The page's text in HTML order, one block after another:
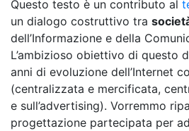
Questo testo è un contributo al
un dialogo costruttivo tra
dell’Informazione e della
L’ambizioso obiettivo di questo
anni di evoluzione dell’Internet
(centralizzata e mercificata,
e sull’advertising). Vorremmo
progettazione partecipata per